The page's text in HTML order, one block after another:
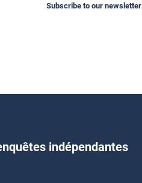
Subscribe to our
indépendantes